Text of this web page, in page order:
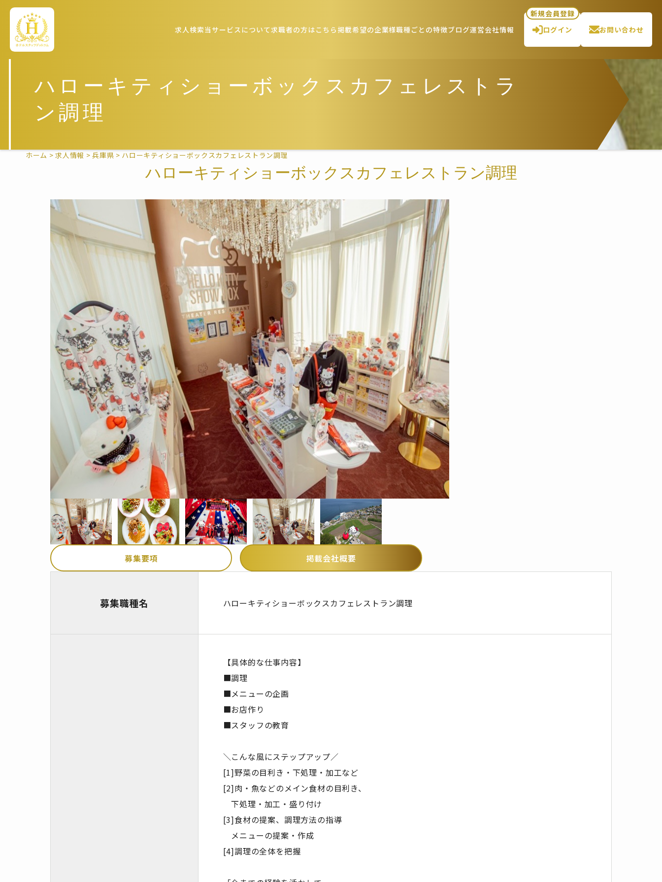
求人検索当サービスについて求職者の方はこちら 掲載希望の企業様職種ごとの特徴ブログ運営会社情報
新規会員登録
ログイン
お問い合わせ
ハローキティショーボックスカフェレストラ
ン調理
ホーム >求人情報 >兵庫県 > ハローキティショーボックスカフェレストラン調理
ハローキティショーボックスカフェレストラン調理
募集要項 掲載会社概要
募集職種名 ハローキティショーボックスカフェレストラン調理
【具体的な仕事内容】
■調理
■メニューの企画
■お店作り
■スタッフの教育
＼こんな風にステップアップ／
[1]野菜の目利き・下処理・加工など
[2]肉・魚などのメイン食材の目利き、
下処理・加工・盛り付け
[3]食材の提案、調理方法の指導
メニューの提案・作成
[4]調理の全体を把握